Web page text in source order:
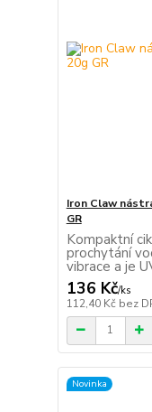
Iron Claw
GR
Kompaktní
prochytání
vibrace a je
136 Kč/ks
112,40 Kč bez
Novinka